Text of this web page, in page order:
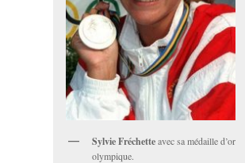
Sylvie Fréchetteavec sa médaille d’or
olympique.